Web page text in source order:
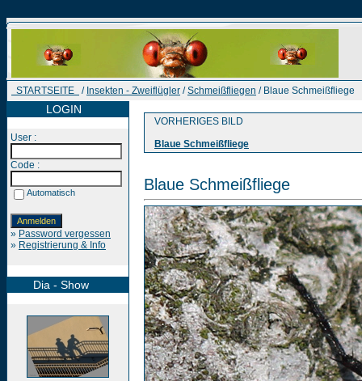
STARTSEITE / Insekten - Zweiflügler /Schmeißfliegen / Blaue Schmeißfliege
LOGIN
User :
Code :
Automatisch
» Password vergessen
» Registrierung & Info
Dia - Show
VORHERIGES BILD
Blaue Schmeißfliege
Blaue Schmeißfliege